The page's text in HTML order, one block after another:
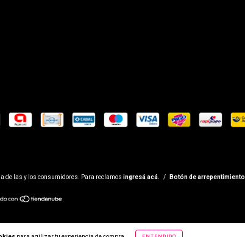
de las y los consumidores. Para reclamos ingresá acá. / Botón de arrepentimiento